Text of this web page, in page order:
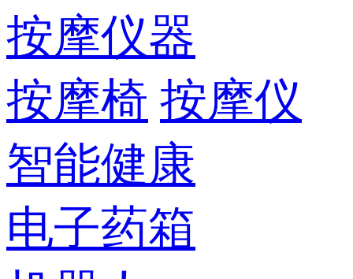
按摩仪器
按摩椅 按摩仪
智能健康
电子药箱